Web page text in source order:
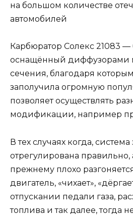
на большом количестве
автомобилей
Карбюратор Солекс 21083 —
оснащённый диффузорами
сечения, благодаря
заполучила огромную
позволяет осуществлять
модификации, например
В тех случаях когда,
отрегулирована
прежнему плохо
двигатель, «чихает»,
отпускании педали газа,
топлива и так далее, тогда